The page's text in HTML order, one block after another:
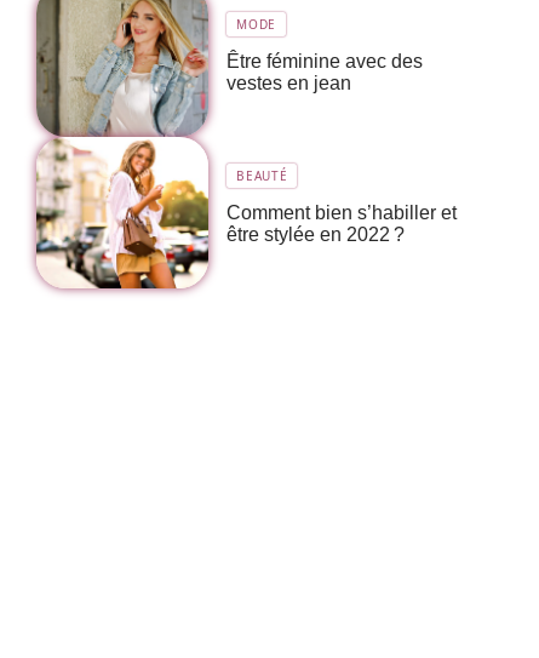
MODE
Être féminine avec des
vestes en jean
BEAUTÉ
Comment bien s’habiller et
être stylée en 2022 ?